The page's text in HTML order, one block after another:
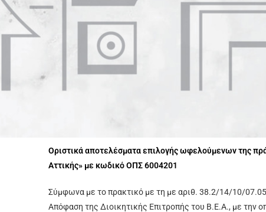
Οριστικά αποτελέσματα επιλογής ωφελούμενων της
Αττικής» με κωδικό ΟΠΣ 6004201
Σύμφωνα με το πρακτικό με τη με αριθ. 38.2/14/10/
Απόφαση της Διοικητικής Επιτροπής του Β.Ε.Α., με την